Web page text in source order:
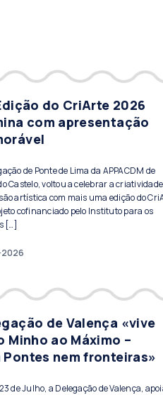
do CriArte 2026
com apresentação
de Ponte de Lima da APPACDM de
Castelo, voltou a celebrar a criatividade
artística com mais uma edição do
cofinanciado pelo Instituto para os
[…]
de Valença «vive
Minho ao Máximo –
Pontes nem fronteiras»
de Julho, a Delegação de Valença,